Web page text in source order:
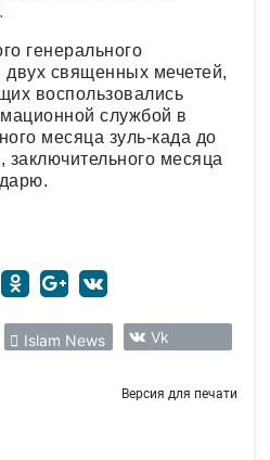
генерального
священных мечетей,
воспользовались
службой в
месяца зуль-када до
месяца
Islam News Vk
Версия для печати